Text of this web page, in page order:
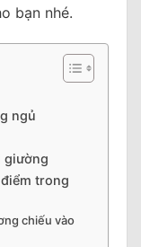
bạn nhé.
ngủ
giường
trong
chiếu vào